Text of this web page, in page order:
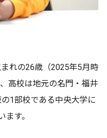
れの26歳（2025年5月時
高校は地元の名門・福井
1部校である中央大学に
す。